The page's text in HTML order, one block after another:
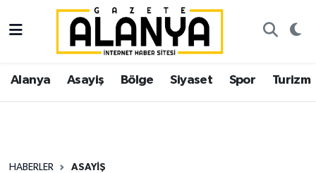
Alanya Asayiş Bölge Siyaset Spor Turizm
HABERLER ASAYIŞ
Alanya
Asayiş
Siyaset
İstanbul Nöbetçi Eczaneler
İstanbul Hava Durumu
Süper Lig Puan Durumu ve Fikstür